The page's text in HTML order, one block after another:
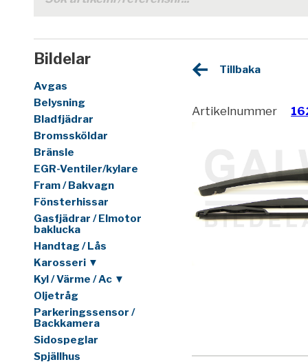
Bildelar
Avgas
Belysning
Bladfjädrar
Bromssköldar
Bränsle
EGR-Ventiler/kylare
Fram / Bakvagn
Fönsterhissar
Gasfjädrar / Elmotor
baklucka
Handtag / Lås
Karosseri ▼
Kyl / Värme / Ac ▼
Oljetråg
Parkeringssensor /
Backkamera
Sidospeglar
Spjällhus
Tillbaka
Artikelnummer